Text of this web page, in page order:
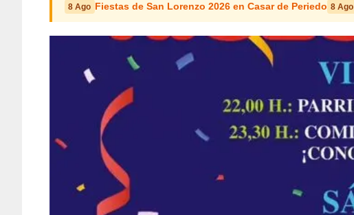
8 Ago Fiestas de San Lorenzo 2026 en Casar de Periedo 8 Ago